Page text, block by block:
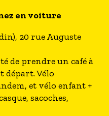
en voiture
20 rue Auguste
de prendre un café à
départ. Vélo
et vélo enfant +
sacoches,